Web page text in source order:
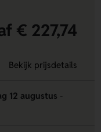
€ 227,74
Bekijk prijsdetails
12 augustus